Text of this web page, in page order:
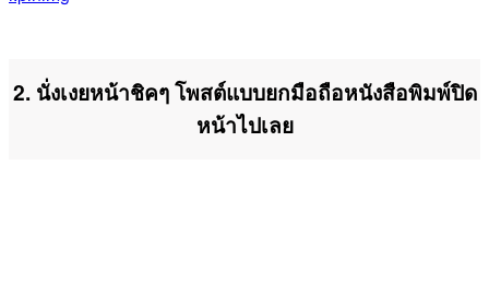
2. นั่งเงยหน้าชิคๆ โพสต์แบบยกมือถือหนังสือพิมพ์ปิด
หน้าไปเลย